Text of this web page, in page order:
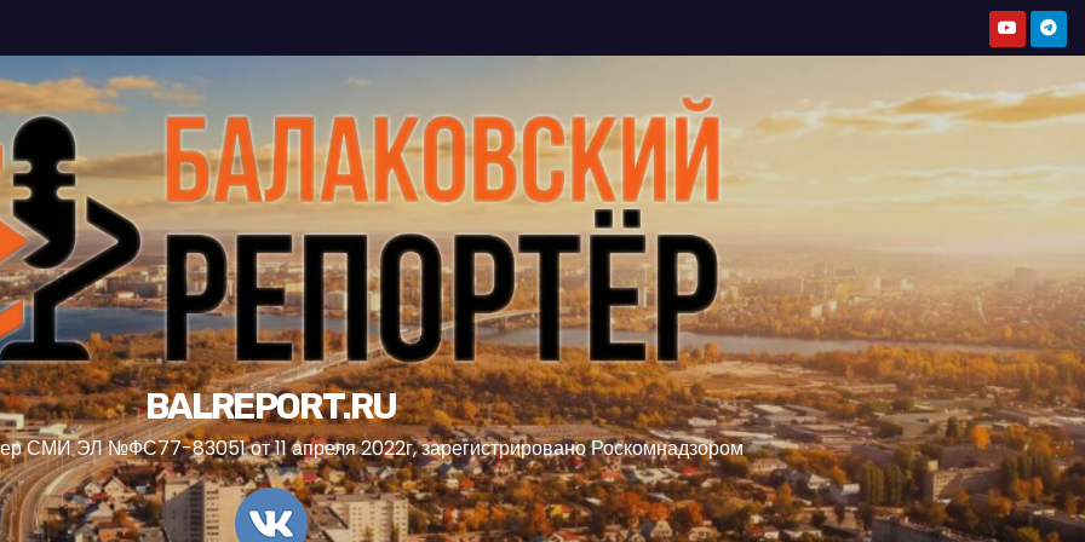
BALREPORT.RU
СМИ ЭЛ №ФС77-83051 от 11 апреля 2022г, зарегистрировано Роскомнадзором